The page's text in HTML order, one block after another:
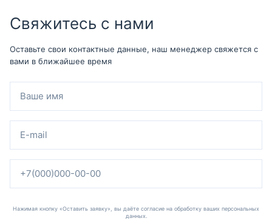
Свяжитесь с нами
Оставьте свои контактные данные, наш менеджер свяжется с
вами в ближайшее время
Нажимая кнопку «Оставить заявку», вы даёте согласие на обработку ваших персональных
данных.